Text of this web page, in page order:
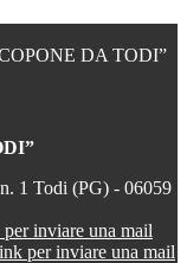
DA TODI”
1 Todi (PG) - 06059
inviare una mail
per inviare una mail